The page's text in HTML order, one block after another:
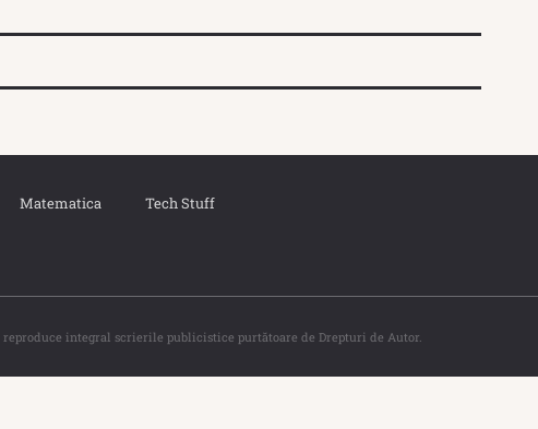
Matematica Tech Stuff
integral scrierile publicistice purtătoare de Drepturi de Autor.